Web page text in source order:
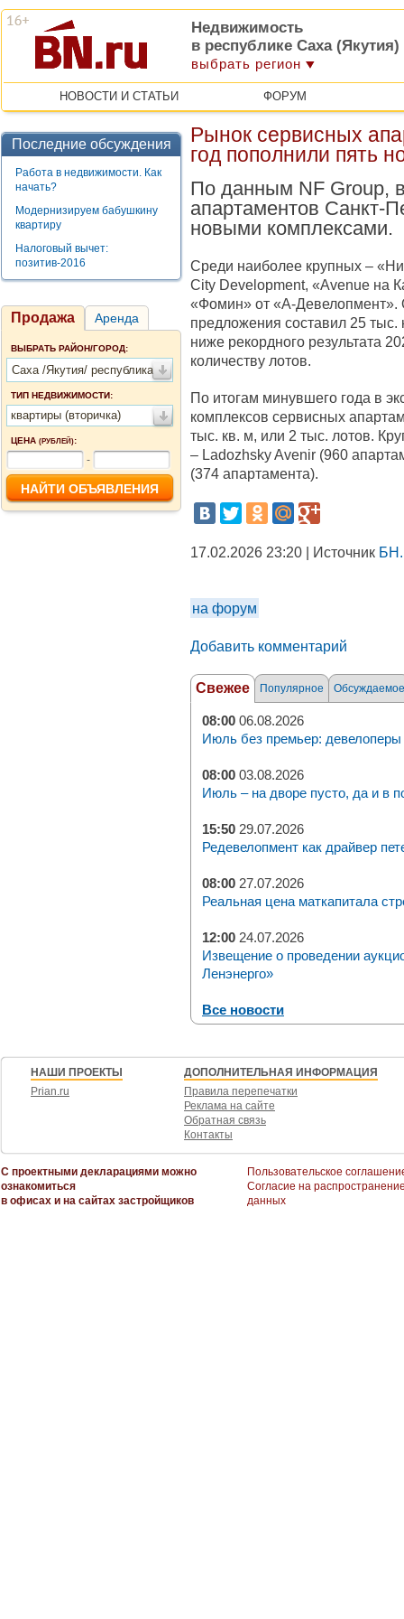
Недвижимость
в республике Саха (Якутия)
выбрать регион
НОВОСТИ И СТАТЬИ ФОРУМ
Последние обсуждения
Работа в недвижимости. Как
начать?
Модернизируем бабушкину
квартиру
Налоговый вычет:
позитив-2016
Продажа Аренда
ВЫБРАТЬ РАЙОН/ГОРОД:
Саха /Якутия/ республика
ТИП НЕДВИЖИМОСТИ:
квартиры (вторичка)
ЦЕНА (РУБЛЕЙ):
-
Рынок сервисных
год пополнили пять
По данным NF Group,
апартаментов Санкт-
новыми комплексами.
Среди наиболее крупных –
City Development, «Avenue на
«Фомин» от «А-
предложения составил 25 тыс.
ниже рекордного результата
количеству лотов.
По итогам минувшего года в
комплексов сервисных
тыс. кв. м, или 2 тыс. лотов.
– Ladozhsky Avenir (960
(374 апартамента).
17.02.2026 23:20 | Источник
на форум
Добавить комментарий
Свежее Популярное Обсуждаемое
08:00 06.08.2026
Июль без премьер: девелоперы
08:00 03.08.2026
Июль – на дворе пусто, да и в
15:50 29.07.2026
Редевелопмент как драйвер
08:00 27.07.2026
Реальная цена маткапитала
12:00 24.07.2026
Извещение о проведении
Ленэнерго»
Все новости
НАШИ ПРОЕКТЫ
Prian.ru
ДОПОЛНИТЕЛЬНАЯ ИНФОРМАЦИЯ
Правила перепечатки
Реклама на сайте
Обратная связь
Контакты
С проектными декларациями можно
ознакомиться
в офисах и на сайтах застройщиков
Пользовательское
Согласие на
данных